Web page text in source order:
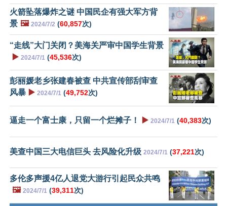
火箭坠落爆炸之谜 中国民企有强大军方背
景 🖼️ 2024/7/2 (60,857次)
“走线”大门关闭？美海关严审中国学生背景
▶️ 2024/7/1 (45,536次)
彭丽媛老乡张建春被查 中共宣传部刮审查
风暴 ▶️ 2024/7/1 (49,752次)
逼走一个富士康，只留一个烂摊子！ ▶️ 2024/7/1 (40,383次)
美查中国三大电信巨头 去风险化升级 2024/7/1 (37,221次)
多伦多声援4亿人退党大游行引起民众共鸣
🖼️ 2024/7/1 (39,311次)